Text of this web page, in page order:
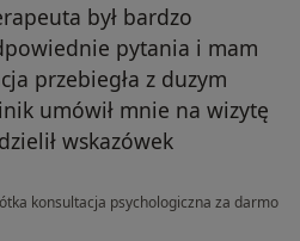
był bardzo
pytania i mam
przebiegła z duzym
umówił mnie na wizytę
wskazówek
konsultacja psychologiczna za darmo